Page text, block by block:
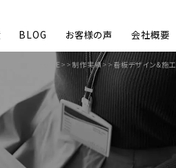
BLOG お客様の声 会社概要
HOME>>制作実績>>看板デザイン&施工